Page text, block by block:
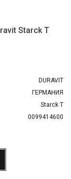
Starck T
DURAVIT
ГЕРМАНИЯ
Starck T
0099414600